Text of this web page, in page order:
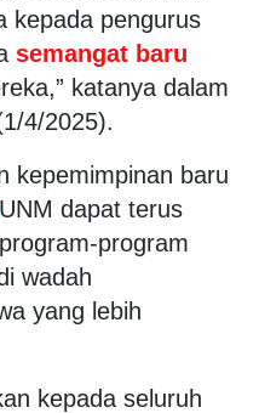
kepada pengurus
semangat baru
katanya dalam
4/2025).
kepemimpinan baru
UNM dapat terus
program
wadah
yang lebih
kepada seluruh